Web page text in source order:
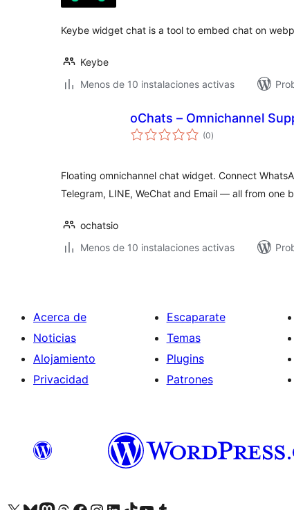
Keybe widget chat is a tool to embed chat on
Keybe
Menos de 10 instalaciones activas
oChats – Omnichannel
(0total
de
)
Floating omnichannel chat widget. Connect
Telegram, LINE, WeChat and Email — all from one
ochatsio
Menos de 10 instalaciones activas
Acerca de
Noticias
Alojamiento
Privacidad
Escaparate
Temas
Plugins
Patrones